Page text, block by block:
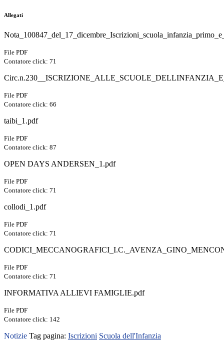
Allegati
File PDF
Contatore click: 71
File PDF
Contatore click: 66
taibi_1.pdf
File PDF
Contatore click: 87
OPEN DAYS ANDERSEN_1.pdf
File PDF
Contatore click: 71
collodi_1.pdf
File PDF
Contatore click: 71
File PDF
Contatore click: 71
INFORMATIVA ALLIEVI FAMIGLIE.pdf
File PDF
Contatore click: 142
Notizie Tag pagina: Iscrizioni Scuola dell'Infanzia